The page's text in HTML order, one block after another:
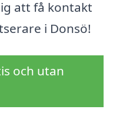
att få kontakt
i Donsö!
och utan